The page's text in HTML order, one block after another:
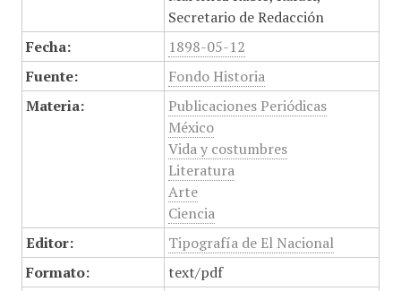
Secretario de Redacción
Fecha:
1898-05-12
Fuente:
Fondo Historia
Materia:
Publicaciones Periódicas
México
Vida y costumbres
Literatura
Arte
Ciencia
Editor:
Tipografía de El Nacional
Formato:
text/pdf